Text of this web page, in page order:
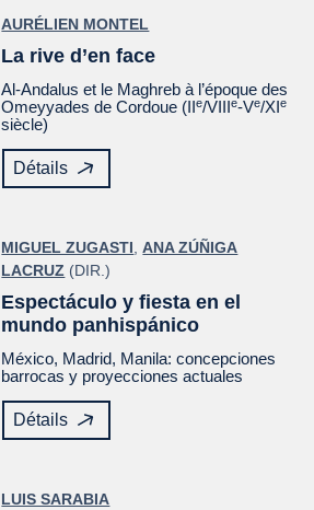
AURÉLIEN MONTEL
La rive d’en face
Al-Andalus et le Maghreb à l’époque des
Omeyyades de Cordoue (IIe/VIIIe-Ve/XIe
siècle)
Détails
MIGUEL ZUGASTI,ANA ZÚÑIGA
LACRUZ (DIR.)
Espectáculo y fiesta en el
mundo panhispánico
México, Madrid, Manila: concepciones
barrocas y proyecciones actuales
Détails
LUIS SARABIA